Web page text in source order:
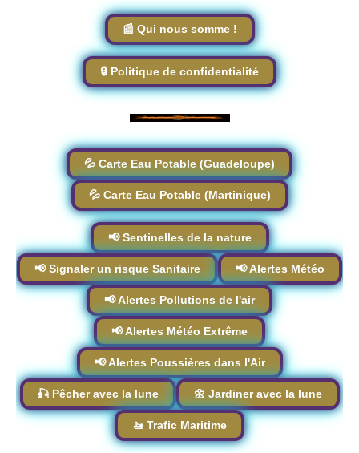
📰 Qui nous somme !
🔒 Politique de confidentialité
💦 Carte Eau Potable (Guadeloupe)
💦 Carte Eau Potable (Martinique)
📢 Sentinelles de la nature
📢 Signaler un risque Sanitaire 📢 Alertes Météo
📢 Alertes Pollutions de l'air
📢 Alertes Météo Extrême
📢 Alertes Poussières dans l'Air
🎣 Pêcher avec la lune 🌼 Jardiner avec la lune
🚤 Trafic Maritime